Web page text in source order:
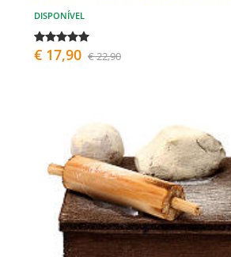
DISPONÍVEL
€ 17,90 € 22,90